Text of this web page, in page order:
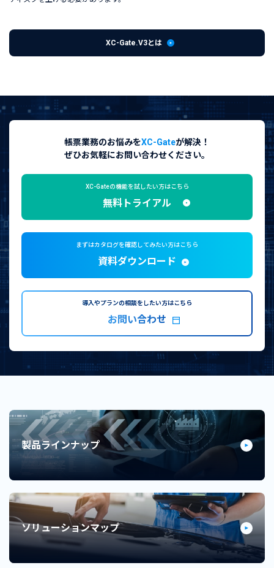
XC-Gate.V3とは
帳票業務のお悩みをXC-Gateが解決！
ぜひお気軽にお問い合わせください。
XC-Gateの機能を試したい方はこちら
無料トライアル
まずはカタログを確認してみたい方はこちら
資料ダウンロード
導入やプランの相談をしたい方はこちら
お問い合わせ
製品ラインナップ
ソリューションマップ